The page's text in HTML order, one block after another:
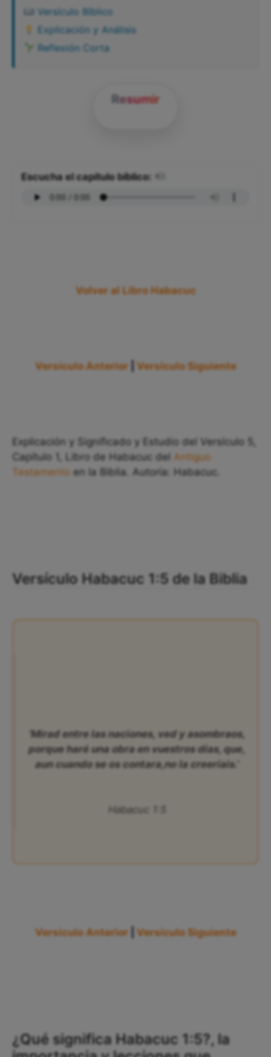
Versículo Bíblico
Explicación y Análisis
Reflexión Corta
Resumir
Escucha el capítulo bíblico:
Volver al Libro Habacuc
Versículo Anterior Versículo Siguiente
Explicación y Significado y Estudio del Versículo 5,
Capítulo 1, Libro de Habacuc del Antiguo
Testamento en la Biblia. Autoría: Habacuc.
Versículo Habacuc 1:5 de la Biblia
‘Mirad entre las naciones, ved y asombraos,
porque haré una obra en vuestros días, que,
aun cuando se os contara,no la creeríais.’
Habacuc 1:5
Versículo Anterior Versículo Siguiente
¿Qué significa Habacuc 1:5?, la